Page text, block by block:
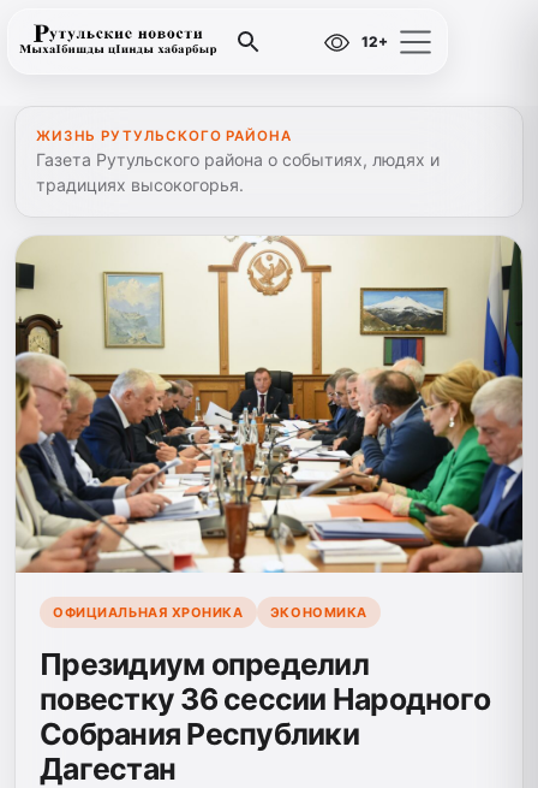
12+
ЖИЗНЬ РУТУЛЬСКОГО РАЙОНА
Газета Рутульского района о событиях, людях и
традициях высокогорья.
ОФИЦИАЛЬНАЯ ХРОНИКА ЭКОНОМИКА
Президиум определил
повестку 36 сессии Народного
Собрания Республики
Дагестан